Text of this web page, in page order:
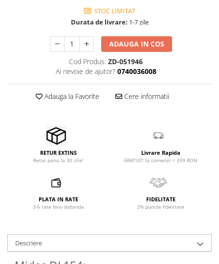
Microfoane lavaliera si headset
Microfoane podcast, USB, iOS /
Microfoane pt Camere Video
Microfoane pt instalatii si
Microfoane Suspendabile
Stative de microfon
Studio si inregistrari
Accesorii de microfoane
Accesorii echipamente de studio
Controllere MIDI - USB DAW
Convertoare AD/DA
Interfete audio
STOC LIMITAT
Durata de livrare: 1-7 zile
ADAUGA IN COS
Cod Produs: ZD-051946
Ai nevoie de ajutor? 0740036008
Adauga la Favorite Cere informatii
RETUR EXTINS
Retur pana la 30 zile!
Livrare Rapida
GRATUIT la comenzi > 399 RON
PLATA IN RATE
3-6 rate fara dobanda
FIDELITATE
2% puncte fidelitate
Descriere